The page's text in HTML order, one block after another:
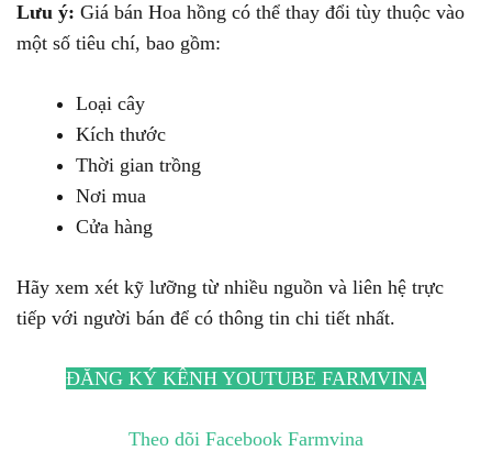
Lưu ý: Giá bán Hoa hồng có thể thay đổi tùy thuộc vào
một số tiêu chí, bao gồm:
Loại cây
Kích thước
Thời gian trồng
Nơi mua
Cửa hàng
Hãy xem xét kỹ lưỡng từ nhiều nguồn và liên hệ trực
tiếp với người bán để có thông tin chi tiết nhất.
ĐĂNG KÝ KÊNH YOUTUBE FARMVINA
Theo dõi Facebook Farmvina